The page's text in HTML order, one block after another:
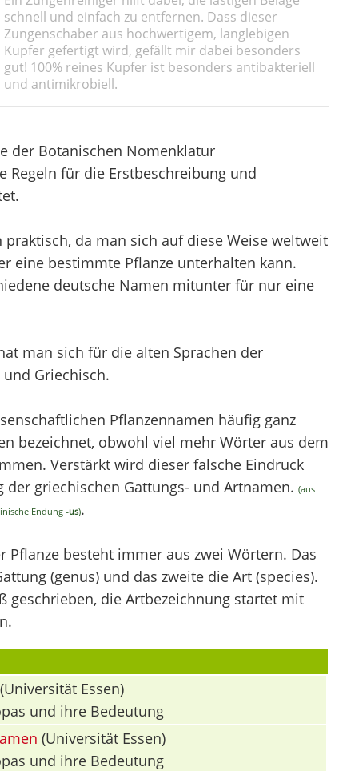
schnell und einfach zu entfernen. Dass dieser
Zungenschaber aus hochwertigem, langlebigen
Kupfer gefertigt wird, gefällt mir dabei besonders
gut! 100% reines Kupfer ist besonders antibakteriell
und antimikrobiell.
der Botanischen Nomenklatur
Regeln für die Erstbeschreibung und
praktisch, da man sich auf diese Weise weltweit
eine bestimmte Pflanze unterhalten kann.
deutsche Namen mitunter für nur eine
man sich für die alten Sprachen der
Griechisch.
Pflanzennamen häufig ganz
bezeichnet, obwohl viel mehr Wörter aus dem
Verstärkt wird dieser falsche Eindruck
griechischen Gattungs- und Artnamen. (aus
Endung -us).
Pflanze besteht immer aus zwei Wörtern. Das
(genus) und das zweite die Art (species).
geschrieben, die Artbezeichnung startet mit
(Universität Essen)
und ihre Bedeutung
(Universität Essen)
und ihre Bedeutung